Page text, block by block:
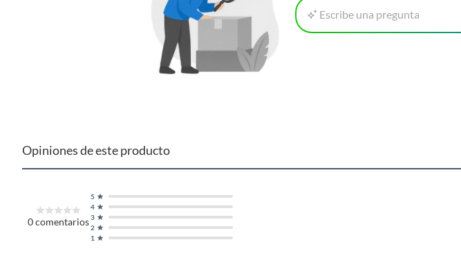
Escribe una pregunta
Opiniones de este producto
0comentarios
1
2
3
4
5